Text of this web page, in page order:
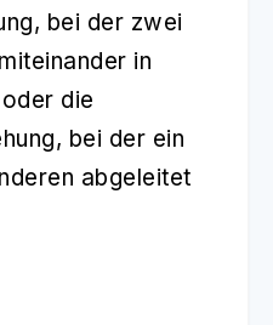
, bei der zwei
in
die
, bei der ein
abgeleitet